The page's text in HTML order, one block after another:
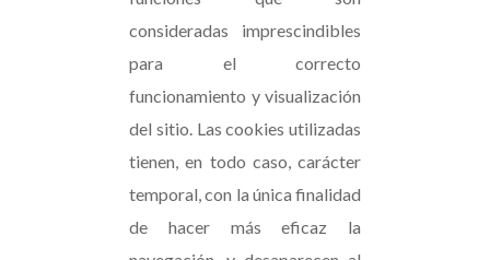
consideradas imprescindibles
para el correcto
funcionamiento y visualización
del sitio. Las cookies utilizadas
tienen, en todo caso, carácter
temporal, con la única finalidad
de hacer más eficaz la